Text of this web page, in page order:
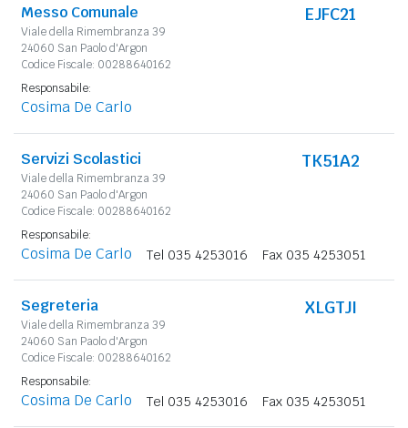
Messo Comunale
Viale della Rimembranza 39
24060 San Paolo d'Argon
Codice Fiscale: 00288640162
EJFC21
Responsabile:
Cosima De Carlo
Servizi Scolastici
Viale della Rimembranza 39
24060 San Paolo d'Argon
Codice Fiscale: 00288640162
TK51A2
Responsabile:
Cosima De Carlo Tel 035 4253016 Fax 035 4253051
Segreteria
Viale della Rimembranza 39
24060 San Paolo d'Argon
Codice Fiscale: 00288640162
XLGTJI
Responsabile:
Cosima De Carlo Tel 035 4253016 Fax 035 4253051